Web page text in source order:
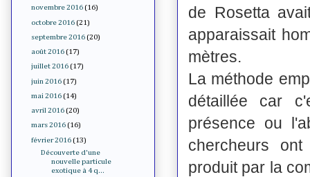
de Rosetta
apparaissait
mètres.
La méthode
détaillée car
présence ou
chercheurs
produit par la
novembre 2016 (16)
octobre 2016 (21)
septembre 2016 (20)
août 2016 (17)
juillet 2016 (17)
juin 2016 (17)
mai 2016 (14)
avril 2016 (20)
mars 2016 (16)
février 2016 (13)
Découverte d'une
nouvelle particule
exotique à 4 q...